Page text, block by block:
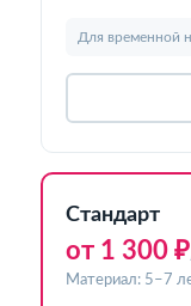
Для временной
Стандарт
от 1 300 ₽
Материал: 5–7